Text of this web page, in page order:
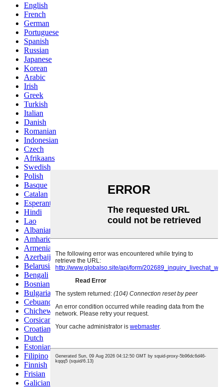
English
French
German
Portuguese
Spanish
Russian
Japanese
Korean
Arabic
Irish
Greek
Turkish
Italian
Danish
Romanian
Indonesian
Czech
Afrikaans
Swedish
Polish
Basque
Catalan
Esperanto
Hindi
Lao
Albanian
Amharic
Armenian
Azerbaijani
Belarusian
Bengali
Bosnian
Bulgarian
Cebuano
Chichewa
Corsican
Croatian
Dutch
Estonian
Filipino
Finnish
Frisian
Galician